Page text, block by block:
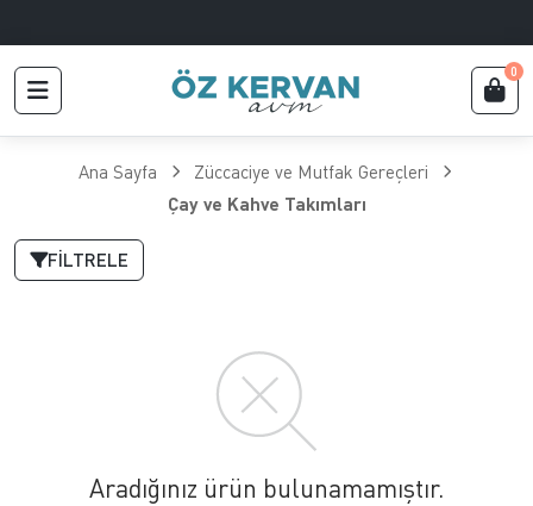
0
Ana Sayfa
Züccaciye ve Mutfak Gereçleri
Çay ve Kahve Takımları
FILTRELE
Aradığınız ürün bulunamamıştır.